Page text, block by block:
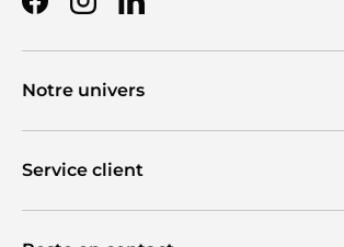
FacebookInstagramLinkedIn
Notre univers
Service client